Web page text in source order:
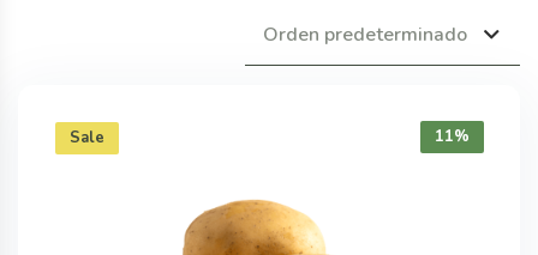
Orden predeterminado
Sale 11%